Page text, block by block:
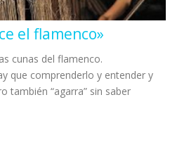
el flamenco»
cunas del flamenco.
que comprenderlo y entender y
también “agarra” sin saber